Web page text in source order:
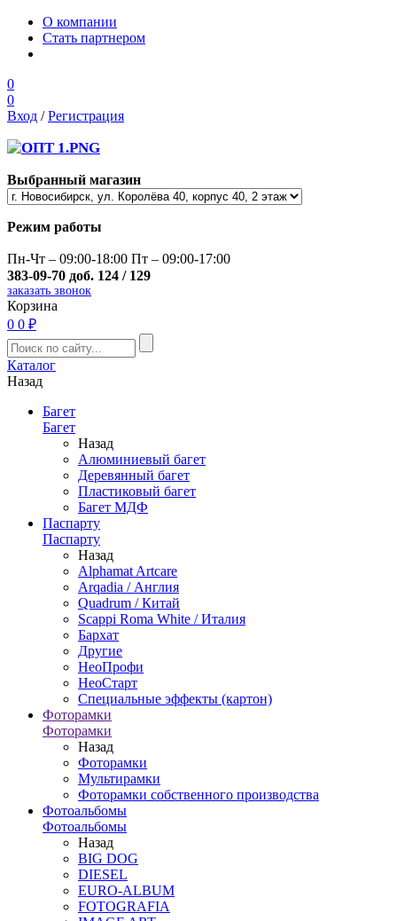
О компании
Стать партнером
0
0
Вход /Регистрация
Выбранный магазин
Режим работы
Пн-Чт – 09:00-18:00 Пт – 09:00-17:00
383-09-70 доб. 124 / 129
заказать звонок
Корзина
0 0 ₽
Каталог
Назад
Багет
Багет
Назад
Алюминиевый багет
Деревянный багет
Пластиковый багет
Багет МДФ
Паспарту
Паспарту
Назад
Alphamat Artcare
Arqadia / Англия
Quadrum / Китай
Scappi Roma White / Италия
Бархат
Другие
НеоПрофи
НеоСтарт
Специальные эффекты (картон)
Фоторамки
Фоторамки
Назад
Фоторамки
Мультирамки
Фоторамки собственного производства
Фотоальбомы
Фотоальбомы
Назад
BIG DOG
DIESEL
EURO-ALBUM
FOTOGRAFIA